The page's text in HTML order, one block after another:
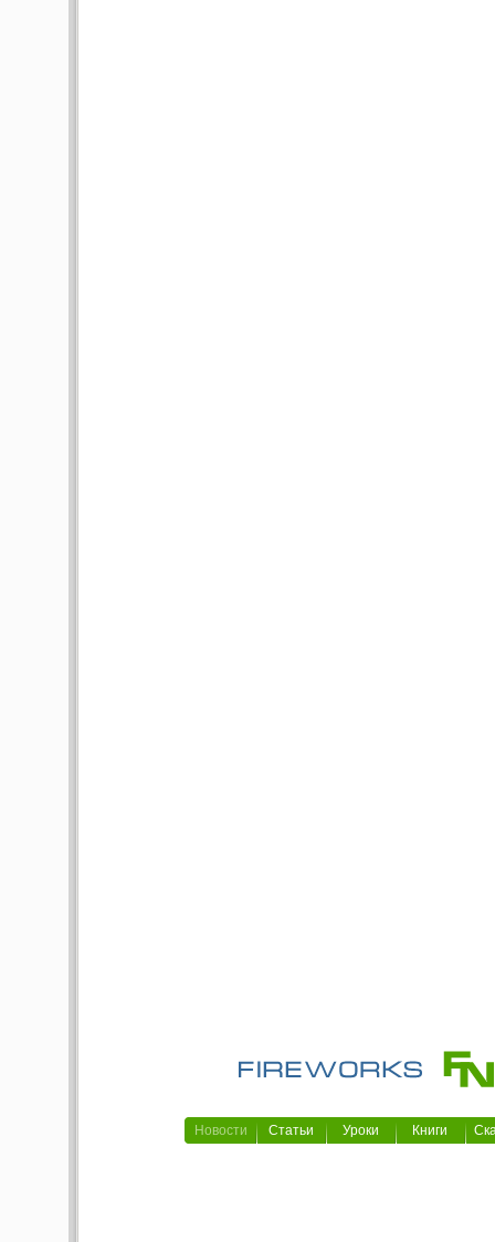
Новости Статьи Уроки Книги